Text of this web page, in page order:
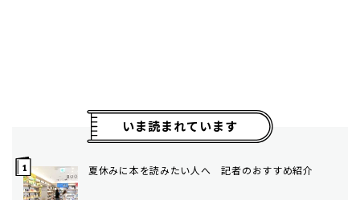
いま読まれています
夏休みに本を読みたい人へ 記者のおすすめ紹介